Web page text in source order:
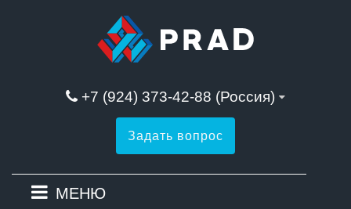
+7 (924) 373-42-88 (Россия)
Задать вопрос
МЕНЮ